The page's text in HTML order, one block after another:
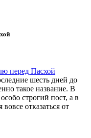
шесть дней до
такое название. В
строгий пост, а в
отказаться от